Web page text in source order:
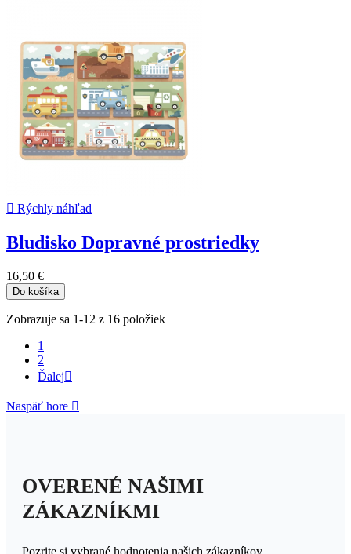
 Rýchly náhľad
Bludisko Dopravné prostriedky
16,50 €
Do košíka
Zobrazuje sa 1-12 z 16 položiek
1
2
Ďalej
Naspäť hore 
OVERENÉ NAŠIMI
ZÁKAZNÍKMI